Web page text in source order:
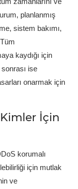
planlanmış
sistem bakımı,
kaydığı için
ise
onarmak için
İçin
korumalı
için mutlak
ve